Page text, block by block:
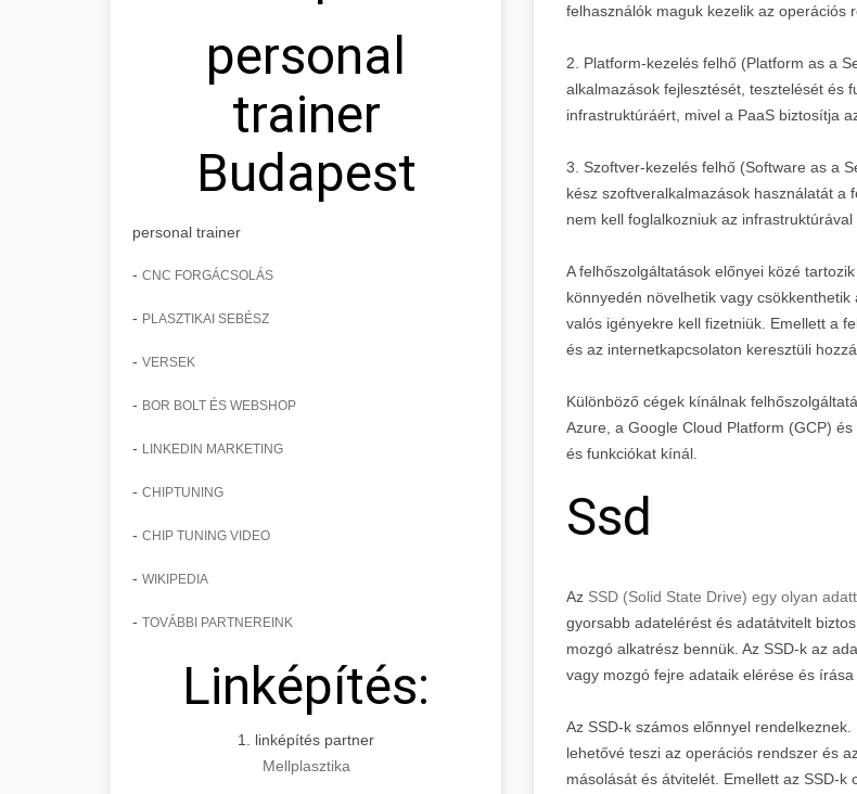
personal
trainer
Budapest
personal trainer
- CNC FORGÁCSOLÁS
- PLASZTIKAI SEBÉSZ
- VERSEK
- BOR BOLT ÉS WEBSHOP
- LINKEDIN MARKETING
- CHIPTUNING
- CHIP TUNING VIDEO
- WIKIPEDIA
- TOVÁBBI PARTNEREINK
Linképítés:
1. linképítés partner
Mellplasztika
felhasználók maguk kezelik az operációs
2. Platform-kezelés felhő (Platform as a
alkalmazások fejlesztését, tesztelését és
infrastruktúráért, mivel a PaaS biztosítja
3. Szoftver-kezelés felhő (Software as a
kész szoftveralkalmazások használatát a
nem kell foglalkozniuk az
A felhőszolgáltatások előnyei közé
könnyedén növelhetik vagy
valós igényekre kell fizetniük. Emellett a
és az internetkapcsolaton keresztüli
Különböző cégek kínálnak
Azure, a Google Cloud Platform (GCP)
és funkciókat kínál.
Ssd
Az SSD (Solid State Drive) egy olyan
gyorsabb adatelérést és adatátvitelt
mozgó alkatrész bennük. Az SSD-k az
vagy mozgó fejre adataik elérése és írása
Az SSD-k számos előnnyel
lehetővé teszi az operációs rendszer és
másolását és átvitelét. Emellett az SSD-